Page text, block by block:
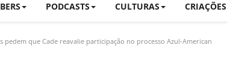
PODCASTS CULTURAS CRIAÇÕES
que Cade reavalie participação no processo Azul-American